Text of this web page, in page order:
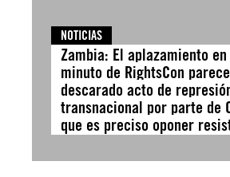
NOTICIAS
Zambia: El aplazamiento
minuto de RightsCon
descarado acto de
transnacional por parte de
que es preciso oponer